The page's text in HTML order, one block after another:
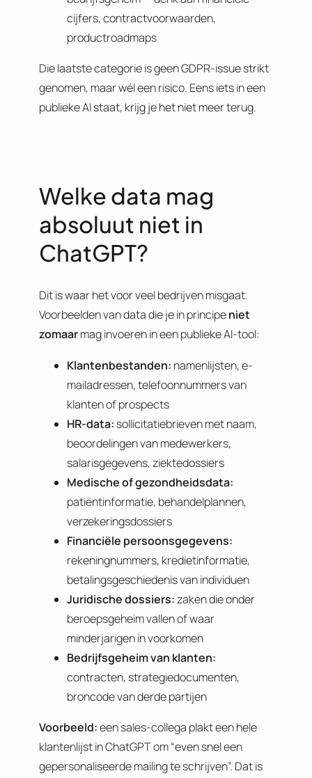
cijfers, contractvoorwaarden,
productroadmaps
Die laatste categorie is geen GDPR-issue strikt
genomen, maar wél een risico. Eens iets in een
publieke AI staat, krijg je het niet meer terug.
Welke data mag
absoluut niet in
ChatGPT?
Dit is waar het voor veel bedrijven misgaat.
Voorbeelden van data die je in principeniet
zomaarmag invoeren in een publieke AI-tool:
Klantenbestanden: namenlijsten, e-
mailadressen, telefoonnummers van
klanten of prospects
HR-data: sollicitatiebrieven met naam,
beoordelingen van medewerkers,
salarisgegevens, ziektedossiers
Medische of gezondheidsdata:
patiëntinformatie, behandelplannen,
verzekeringsdossiers
Financiële persoonsgegevens:
rekeningnummers, kredietinformatie,
betalingsgeschiedenis van individuen
Juridische dossiers:zaken die onder
beroepsgeheim vallen of waar
minderjarigen in voorkomen
Bedrijfsgeheim van klanten:
contracten, strategiedocumenten,
broncode van derde partijen
Voorbeeld:een sales-collega plakt een hele
klantenlijst in ChatGPT om “even snel een
gepersonaliseerde mailing te schrijven”. Dat is